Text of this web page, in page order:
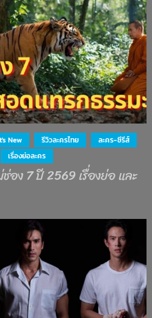
New รีวิวละครไทย
ละคร-ซีรีส์
เรื่องย่อละคร
อง 7 ปี 2569 เรื่องย่อ และ